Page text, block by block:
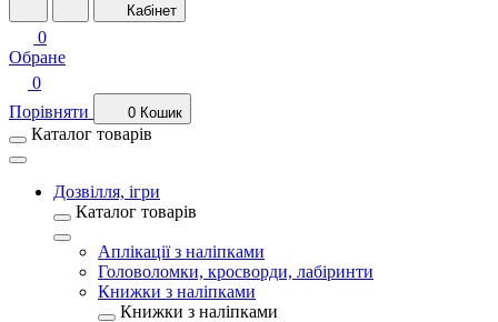
Кабінет
0
Обране
0
Порівняти
0 Кошик
Каталог товарів
Дозвілля, ігри
Каталог товарів
Аплікації з наліпками
Головоломки, кросворди, лабіринти
Книжки з наліпками
Книжки з наліпками